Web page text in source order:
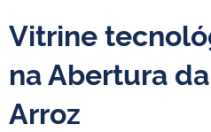
PORTARIAS
Vitrine
na Abertura
Arroz